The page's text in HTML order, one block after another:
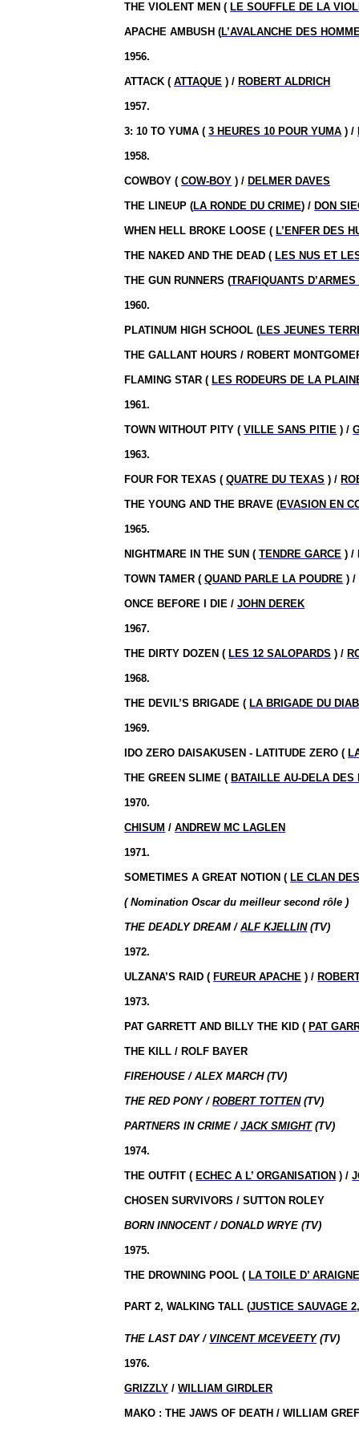
THE VIOLENT MEN ( LE SOUFFLE DE LA
APACHE AMBUSH (L’AVALANCHE DES
1956.
ATTACK (ATTAQUE ) / ROBERT ALDRICH
1957.
3: 10 TO YUMA (3 HEURES 10 POUR YUMA ) /
1958.
COWBOY (COW-BOY ) / DELMER DAVES
THE LINEUP (LA RONDE DU CRIME) / DON
WHEN HELL BROKE LOOSE ( L’ENFER DES
THE NAKED AND THE DEAD ( LES NUS ET
THE GUN RUNNERS (TRAFIQUANTS
1960.
PLATINUM HIGH SCHOOL (LES JEUNES
THE GALLANT HOURS / ROBERT
FLAMING STAR ( LES RODEURS DE LA
1961.
TOWN WITHOUT PITY (VILLE SANS PITIE ) /
1963.
FOUR FOR TEXAS (QUATRE DU TEXAS ) /
THE YOUNG AND THE BRAVE (EVASION EN
1965.
NIGHTMARE IN THE SUN (TENDRE GARCE ) /
TOWN TAMER (QUAND PARLE LA POUDRE ) /
ONCE BEFORE I DIE /JOHN DEREK
1967.
THE DIRTY DOZEN ( LES 12 SALOPARDS ) /
1968.
THE DEVIL’S BRIGADE ( LA BRIGADE DU
1969.
IDO ZERO DAISAKUSEN - LATITUDE ZERO (
THE GREEN SLIME ( BATAILLE AU-DELA DES
1970.
CHISUM /ANDREW MC LAGLEN
1971.
SOMETIMES A GREAT NOTION ( LE CLAN
( Nomination Oscar du meilleur secondrôle )
THE DEADLY DREAM /ALF KJELLIN(TV)
1972.
ULZANA’S RAID ( FUREUR APACHE ) /
1973.
PAT GARRETT AND BILLY THE KID ( PAT
THE KILL / ROLF BAYER
FIREHOUSE / ALEX MARCH (TV)
THE RED PONY /ROBERT TOTTEN(TV)
PARTNERS IN CRIME /JACK SMIGHT(TV)
1974.
THE OUTFIT ( ECHEC A L’ ORGANISATION ) /
CHOSEN SURVIVORS / SUTTON ROLEY
BORN INNOCENT / DONALD WRYE (TV)
1975.
THE DROWNING POOL ( LA TOILE D’
PART 2, WALKINGTALL (JUSTICE SAUVAGE
THE LAST DAY / VINCENT MCEVEETY(TV)
1976.
GRIZZLY /WILLIAM GIRDLER
MAKO : THE JAWS OF DEATH / WILLIAM